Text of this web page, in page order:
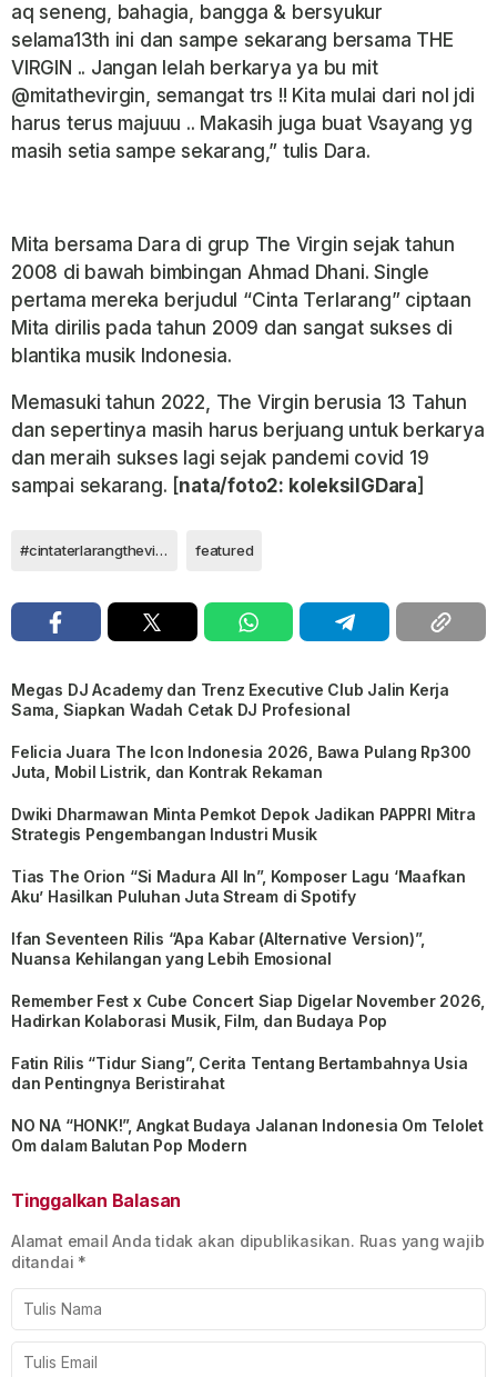
aq seneng, bahagia, bangga & bersyukur
selama13th ini dan sampe sekarang bersama THE
VIRGIN .. Jangan lelah berkarya ya bu mit
@mitathevirgin, semangat trs !! Kita mulai dari noI jdi
harus terus majuuu .. Makasih juga buat Vsayang yg
masih setia sampe sekarang,” tulis Dara.
Mita bersama Dara di grup The Virgin sejak tahun
2008 di bawah bimbingan Ahmad Dhani. Single
pertama mereka berjudul “Cinta Terlarang” ciptaan
Mita dirilis pada tahun 2009 dan sangat sukses di
blantika musik Indonesia.
Memasuki tahun 2022, The Virgin berusia 13 Tahun
dan sepertinya masih harus berjuang untuk berkarya
dan meraih sukses lagi sejak pandemi covid 19
sampai sekarang. [ nata/foto2: koleksiIGDara
#cintaterlarangthevirgin #mitathevirgin #darathevirgin featured
Megas DJ Academy dan Trenz Executive Club Jalin Kerja
Sama, Siapkan Wadah Cetak DJ Profesional
Felicia Juara The Icon Indonesia 2026, Bawa Pulang Rp300
Juta, Mobil Listrik, dan Kontrak Rekaman
Dwiki Dharmawan Minta Pemkot Depok Jadikan PAPPRI Mitra
Strategis Pengembangan Industri Musik
Tias The Orion “Si Madura All In”, Komposer Lagu ‘Maafkan
Aku’ Hasilkan Puluhan Juta Stream di Spotify
Ifan Seventeen Rilis “Apa Kabar (Alternative Version)”,
Nuansa Kehilangan yang Lebih Emosional
Remember Fest x Cube Concert Siap Digelar November 2026,
Hadirkan Kolaborasi Musik, Film, dan Budaya Pop
Fatin Rilis “Tidur Siang”, Cerita Tentang Bertambahnya Usia
dan Pentingnya Beristirahat
NO NA “HONK!”, Angkat Budaya Jalanan Indonesia Om Telolet
Om dalam Balutan Pop Modern
Tinggalkan Balasan
Alamat email Anda tidak akan dipublikasikan. Ruas yang wajib
ditandai *